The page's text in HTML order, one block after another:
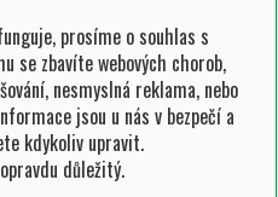
SKLADEM 28 ks
99,00 Kč/ks
RO007553
prosíme o souhlas s
se zbavíte webových chorob,
nesmyslná reklama, nebo
jsou u nás v bezpečí a
kdykoliv upravit.
důležitý.